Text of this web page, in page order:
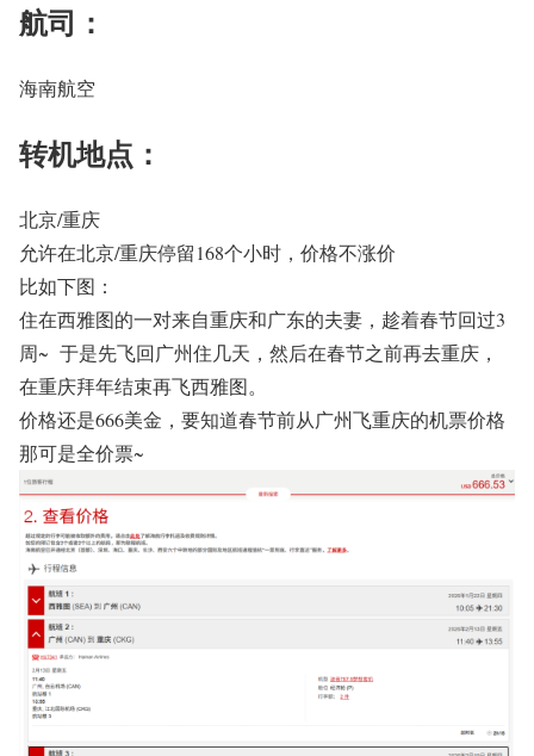
航司：
海南航空
转机地点：
北京/重庆
允许在北京/重庆停留168个小时，价格不涨价
比如下图：
住在西雅图的一对来自重庆和广东的夫妻，趁着春节回过3
周~ 于是先飞回广州住几天，然后在春节之前再去重庆，
在重庆拜年结束再飞西雅图。
价格还是666美金，要知道春节前从广州飞重庆的机票价格
那可是全价票~